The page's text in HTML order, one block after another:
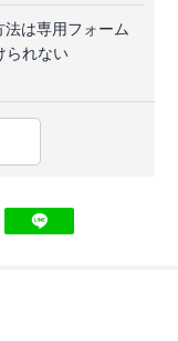
法は専用フォーム
られない